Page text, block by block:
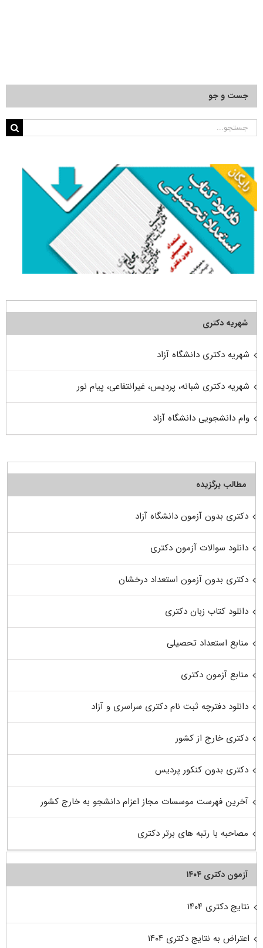
جست و جو
جستجو
شهریه دکتری
شهریه دکتری دانشگاه آزاد
شهریه دکتری شبانه، پردیس، غیرانتفاعی، پیام نور
وام دانشجویی دانشگاه آزاد
مطالب برگزیده
دکتری بدون آزمون دانشگاه آزاد
دانلود سوالات آزمون دکتری
دکتری بدون آزمون استعداد درخشان
دانلود کتاب زبان دکتری
منابع استعداد تحصیلی
منابع آزمون دکتری
دانلود دفترچه ثبت نام دکتری سراسری و آزاد
دکتری خارج از کشور
دکتری بدون کنکور پردیس
آخرین فهرست موسسات مجاز اعزام دانشجو به خارج کشور
مصاحبه با رتبه های برتر دکتری
آزمون دکتری ۱۴۰۴
نتایج دکتری ۱۴۰۴
اعتراض به نتایج دکتری ۱۴۰۴